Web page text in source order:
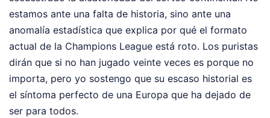
estamos ante una falta de historia, sino ante una
anomalía estadística que explica por qué el formato
actual de la Champions League está roto. Los puristas
dirán que si no han jugado veinte veces es porque no
importa, pero yo sostengo que su escaso historial es
el síntoma perfecto de una Europa que ha dejado de
ser para todos.